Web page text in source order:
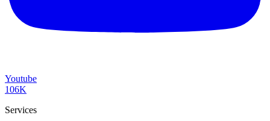
Youtube
106K
Services